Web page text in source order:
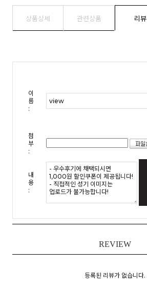
상품상세 관련상품 리뷰
이
름
:
첨
부
:
내
용
:
REVIEW
등록된 리뷰가 없습니다.